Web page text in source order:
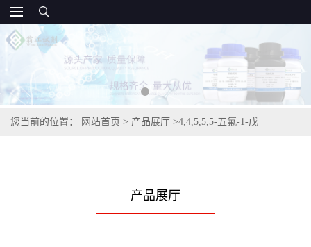
您当前的位置： 网站首页 > 产品展厅 >4,4,5,5,5-五氟-1-戊
产品展厅